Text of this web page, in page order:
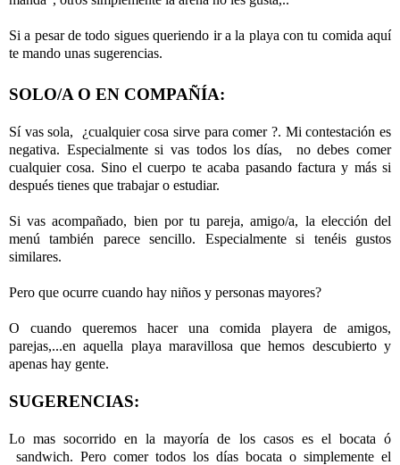
Si a pesar de todo sigues queriendo ir a la playa con tu comida aquí
te mando unas sugerencias.
SOLO/A O EN COMPAÑÍA:
Sí vas sola, ¿cualquier cosa sirve para comer ?. Mi contestación es
negativa. Especialmente si vas todos los días, no debes comer
cualquier cosa. Sino el cuerpo te acaba pasando factura y más si
después tienes que trabajar o estudiar.
Si vas acompañado, bien por tu pareja, amigo/a, la elección del
menú también parece sencillo. Especialmente si tenéis gustos
similares.
Pero que ocurre cuando hay niños y personas mayores?
O cuando queremos hacer una comida playera de amigos,
parejas,...en aquella playa maravillosa que hemos descubierto y
apenas hay gente.
SUGERENCIAS:
Lo mas socorrido en la mayoría de los casos es el bocata ó
sandwich. Pero comer todos los días bocata o simplemente el